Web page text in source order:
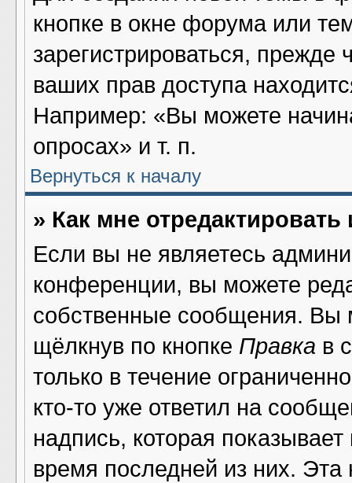
кнопке в окне форума или
зарегистрироваться,
ваших прав доступа
Например: «Вы можете
опросах» и т. п.
Вернуться к началу
» Как мне
Если вы не являетесь
конференции, вы можете
собственные сообщения. Вы
щёлкнув по кнопке Правка в
только в течение
кто-то уже ответил на
надпись, которая
время последней из них. Эта